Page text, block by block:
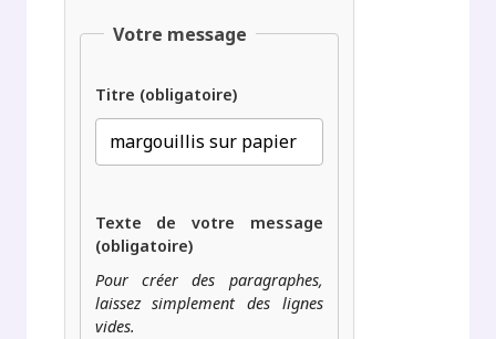
Votre message
Titre (obligatoire)
Texte de votre message
(obligatoire)
Pour créer des paragraphes,
laissez simplement des lignes
vides.